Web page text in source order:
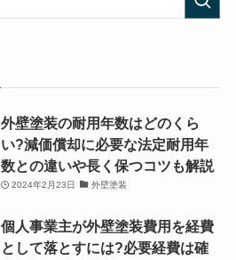
外壁塗装の耐用年数はどのくら
い?減価償却に必要な法定耐用年
数との違いや長く保つコツも解説
2024年2月23日 外壁塗装
個人事業主が外壁塗装費用を経費
として落とすには?必要経費は確